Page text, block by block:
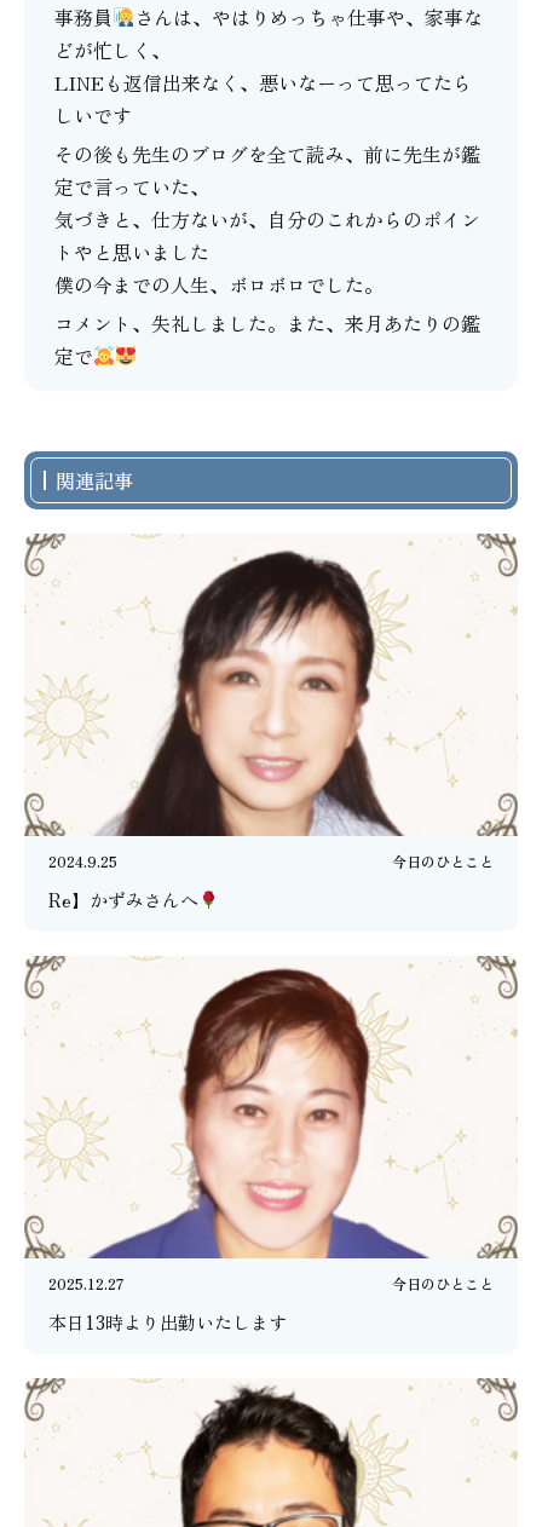
事務員
さんは、やはりめっちゃ仕事や、家事な
どが忙しく、
LINEも返信出来なく、悪いなーって思ってたら
しいです
その後も先生のブログを全て読み、前に先生が鑑
定で言っていた、
気づきと、仕方ないが、自分のこれからのポイン
トやと思いました
僕の今までの人生、ボロボロでした。
コメント、失礼しました。また、来月あたりの鑑
定で
関連記事
2024.9.25 今日のひとこと
Re】かずみさんへ
2025.12.27 今日のひとこと
本日13時より出勤いたします